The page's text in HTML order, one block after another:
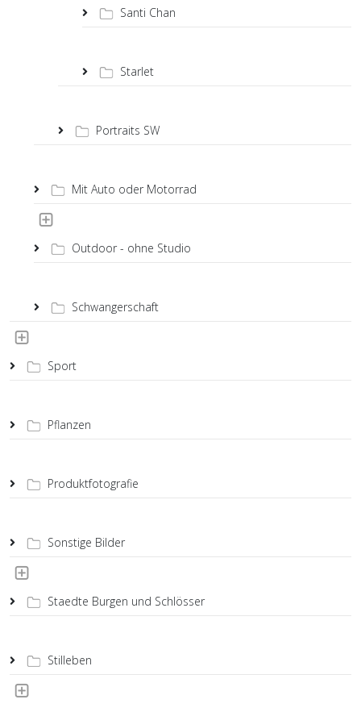
Santi Chan
Starlet
Portraits SW
Mit Auto oder Motorrad
Outdoor - ohne Studio
Schwangerschaft
Sport
Pflanzen
Produktfotografie
Sonstige Bilder
Staedte Burgen und Schlösser
Stilleben